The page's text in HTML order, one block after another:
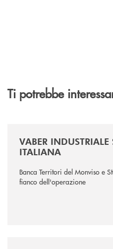
Ti potrebbe
VABER INDUSTRIALE
ITALIANA
Banca Territori del Monviso e
fianco dell'operazione